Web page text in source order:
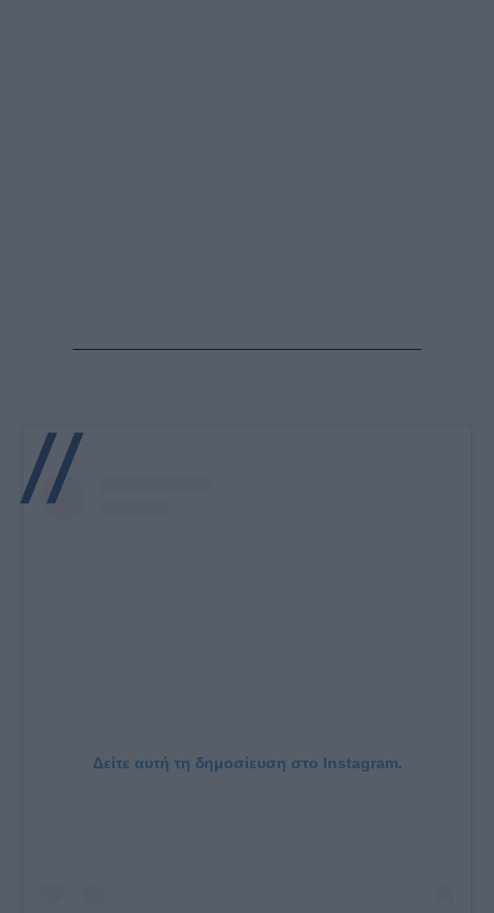
Δείτε αυτή τη δημοσίευση στο Instagram.